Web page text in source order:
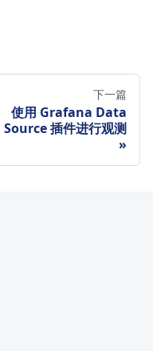
下一篇
使用 Grafana Data
Source 插件进行观测